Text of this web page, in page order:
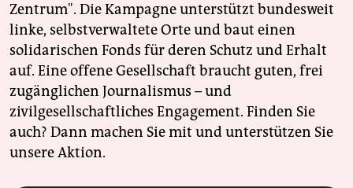
Zentrum". Die Kampagne unterstützt bundesweit
linke, selbstverwaltete Orte und baut einen
solidarischen Fonds für deren Schutz und Erhalt
auf. Eine offene Gesellschaft braucht guten, frei
zugänglichen Journalismus – und
zivilgesellschaftliches Engagement. Finden Sie
auch? Dann machen Sie mit und unterstützen Sie
unsere Aktion.